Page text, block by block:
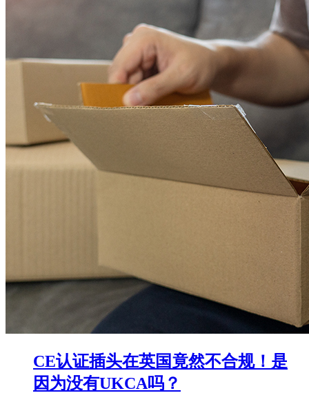
CE认证插头在英国竟然不合规！是
因为没有UKCA吗？